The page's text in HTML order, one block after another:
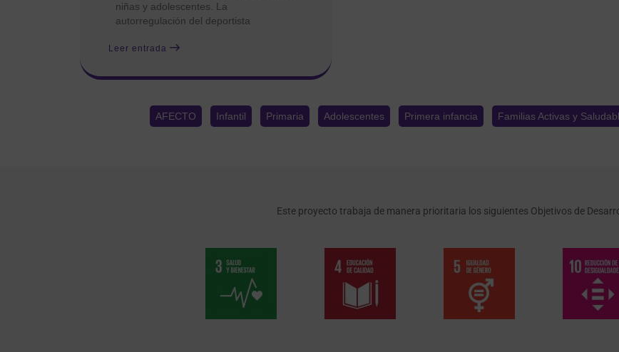
niñas y adolescentes. La
autorregulación del deportista
Leer entrada
AFECTO Infantil Primaria Adolescentes Primera infancia Familias Activas y
Este proyecto trabaja de manera prioritaria los siguientes Objetivos de